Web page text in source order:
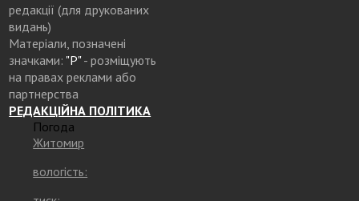
редакції (для друкованих
видань)
Матеріали, позначені
значками: "Р"- розміщують
на правах реклами або
партнерства
РЕДАКЦІЙНА ПОЛІТИКА
Погода
Житомир
вологість: